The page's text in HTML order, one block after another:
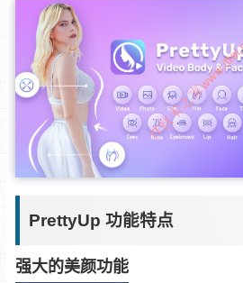
PrettyUp 功能特点
强大的美颜功能